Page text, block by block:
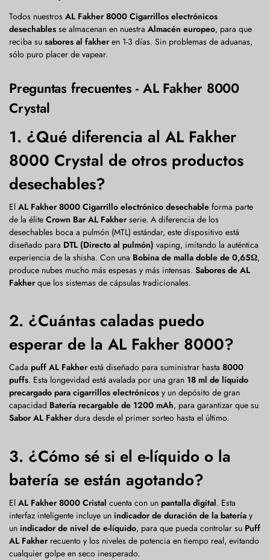
Todos nuestros AL Fakher 8000 Cigarrillos electrónicos
desechables se almacenan en nuestra Almacén europeo, para que
reciba su sabores al fakher en 1-3 días. Sin problemas de aduanas,
sólo puro placer de vapear.
Preguntas frecuentes - AL Fakher 8000
Crystal
1. ¿Qué diferencia al AL Fakher
8000 Crystal de otros productos
desechables?
El AL Fakher 8000 Cigarrillo electrónico desechable forma parte
de la élite Crown Bar AL Fakher serie. A diferencia de los
desechables boca a pulmón (MTL) estándar, este dispositivo está
diseñado para DTL (Directo al pulmón) vaping, imitando la auténtica
experiencia de la shisha. Con una Bobina de malla doble de 0,65Ω,
produce nubes mucho más espesas y más intensas. Sabores de AL
Fakher que los sistemas de cápsulas tradicionales.
2. ¿Cuántas caladas puedo
esperar de la AL Fakher 8000?
Cada puff AL Fakher está diseñado para suministrar hasta 8000
puffs. Esta longevidad está avalada por una gran 18 ml de líquido
precargado para cigarrillos electrónicos y un depósito de gran
capacidad Batería recargable de 1200 mAh, para garantizar que su
Sabor AL Fakher dura desde el primer sorteo hasta el último.
3. ¿Cómo sé si el e-líquido o la
batería se están agotando?
El AL Fakher 8000 Cristal cuenta con un pantalla digital. Esta
interfaz inteligente incluye un indicador de duración de la batería y
un indicador de nivel de e-líquido, para que pueda controlar su Puff
AL Fakher recuento y los niveles de potencia en tiempo real, evitando
cualquier golpe en seco inesperado.